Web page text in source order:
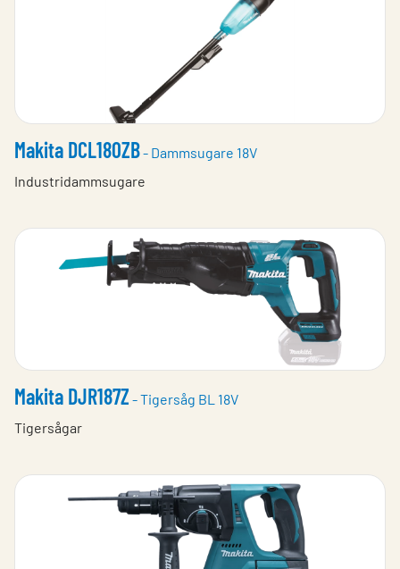
Makita DCL180ZB- Dammsugare 18V
Industridammsugare
Makita DJR187Z - Tigersåg BL 18V
Tigersågar